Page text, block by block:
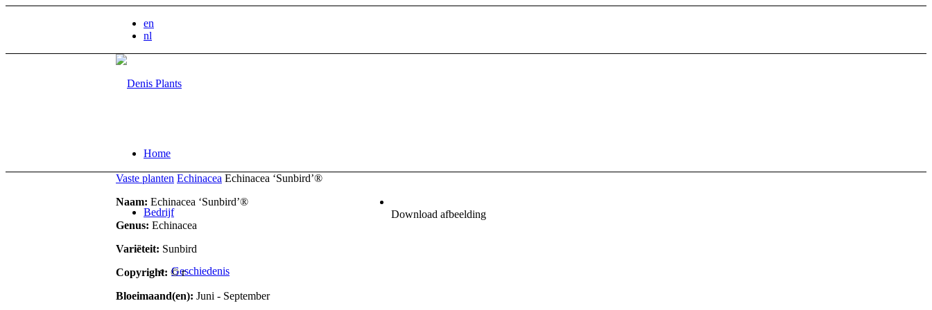
en
nl
Home
Bedrijf
Geschiedenis
Vaste planten Echinacea Echinacea ‘Sunbird’®
Naam: Echinacea ‘Sunbird’®
Genus: Echinacea
Variëteit: Sunbird
Copyright: © r
Bloeimaand(en): Juni - September
Download afbeelding